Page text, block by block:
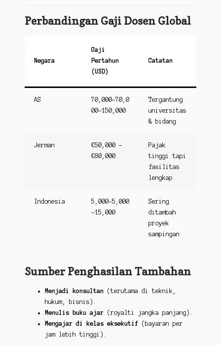
Perbandingan Gaji Dosen Global
Negara
Gaji
Pertahun
(USD)
Catatan
AS
70,000−70,0
00−150,000
Tergantung
universitas
& bidang
Jerman
€50,000 –
€80,000
Pajak
tinggi tapi
fasilitas
lengkap
Indonesia
5,000−5,000
−15,000
Sering
ditambah
proyek
sampingan
Sumber Penghasilan Tambahan
Menjadi konsultan(terutama di teknik,
hukum, bisnis).
Menulis buku ajar(royalti jangka panjang).
Mengajar di kelas eksekutif (bayaran per
jam lebih tinggi).